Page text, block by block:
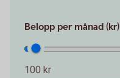
Belopp per månad (kr)
100 kr